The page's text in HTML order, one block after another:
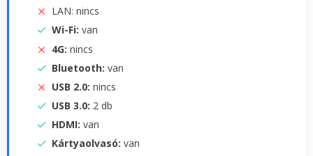
LAN: nincs
Wi-Fi: van
4G: nincs
Bluetooth: van
USB 2.0: nincs
USB 3.0: 2 db
HDMI: van
Kártyaolvasó: van